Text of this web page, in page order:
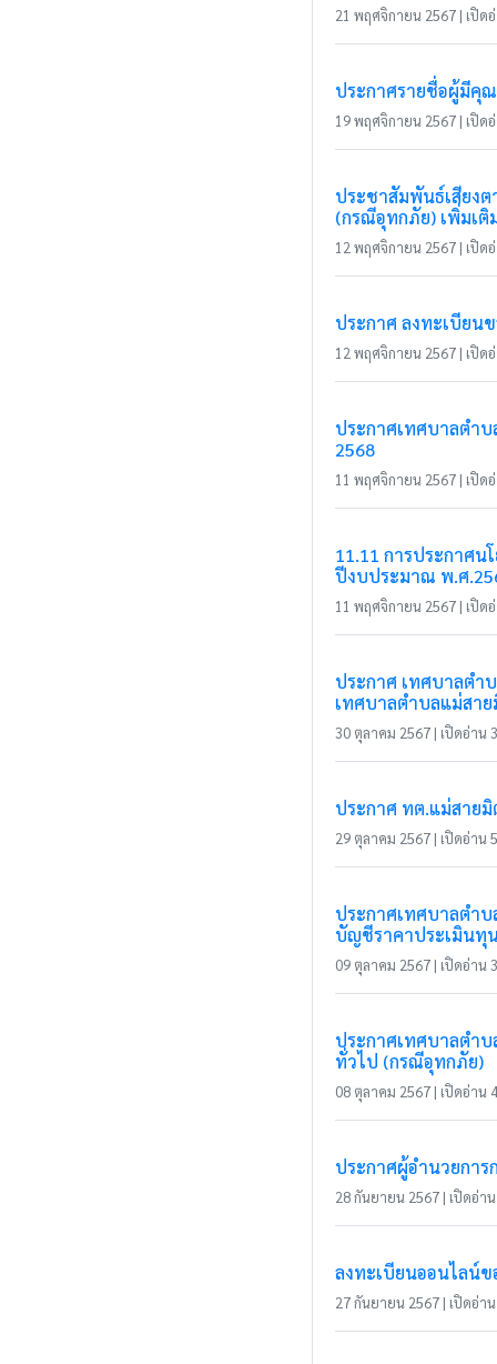
21 พฤศจิกายน 2567 | เปิด
ประกาศรายชื่อผู้มีคุ
19 พฤศจิกายน 2567 | เปิด
ประชาสัมพันธ์เสียง
(กรณีอุทกภัย) เพิ่มเติ
12 พฤศจิกายน 2567 | เปิด
ประกาศ ลงทะเบียน
12 พฤศจิกายน 2567 | เปิด
ประกาศเทศบาลตำ
2568
11 พฤศจิกายน 2567 | เปิด
11.11 การประกาศ
ปีงบประมาณ พ.ศ
11 พฤศจิกายน 2567 | เปิด
ประกาศ เทศบาลตำ
เทศบาลตำบลแม่สา
30 ตุลาคม 2567 | เปิดอ่าน
ประกาศ ทต.แม่สาย
29 ตุลาคม 2567 | เปิดอ่าน
ประกาศเทศบาลตำ
บัญชีราคาประเมินทุ
09 ตุลาคม 2567 | เปิดอ่าน
ประกาศเทศบาลตำ
ทั่วไป (กรณีอุทกภัย)
08 ตุลาคม 2567 | เปิดอ่าน
ประกาศผู้อำนวยการ
28 กันยายน 2567 | เปิดอ่า
ลงทะเบียนออนไลน์
27 กันยายน 2567 | เปิดอ่า